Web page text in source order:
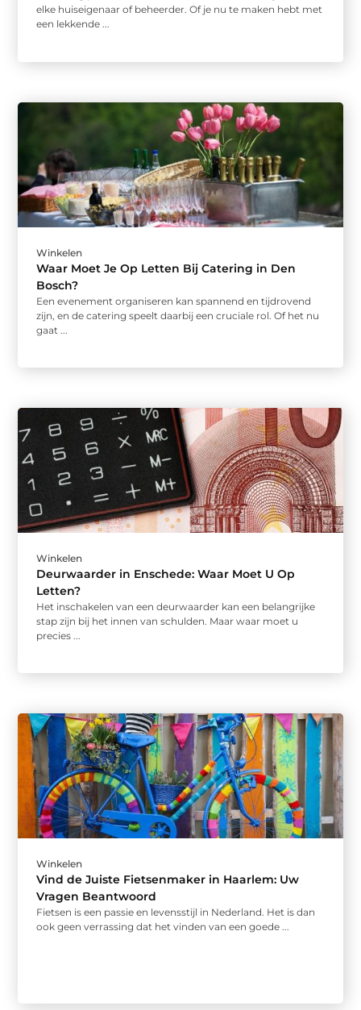
elke huiseigenaar of beheerder. Of je nu te maken hebt met
een lekkende ...
Winkelen
Waar Moet Je Op Letten Bij Catering in Den
Bosch?
Een evenement organiseren kan spannend en tijdrovend
zijn, en de catering speelt daarbij een cruciale rol. Of het nu
gaat ...
Winkelen
Deurwaarder in Enschede: Waar Moet U Op
Letten?
Het inschakelen van een deurwaarder kan een belangrijke
stap zijn bij het innen van schulden. Maar waar moet u
precies ...
Winkelen
Vind de Juiste Fietsenmaker in Haarlem: Uw
Vragen Beantwoord
Fietsen is een passie en levensstijl in Nederland. Het is dan
ook geen verrassing dat het vinden van een goede ...